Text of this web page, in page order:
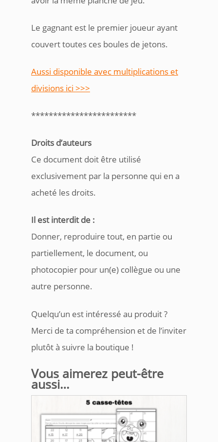
Le gagnant est le premier joueur ayant
couvert toutes ces boules de jetons.
Aussi disponible avec multiplications et
divisions ici >>>
************************
Droits d’auteurs
Ce document doit être utilisé
exclusivement par la personne qui en a
acheté les droits.
Il est interdit de :
Donner, reproduire tout, en partie ou
partiellement, le document, ou
photocopier pour un(e) collègue ou une
autre personne.
Quelqu’un est intéressé au produit ?
Merci de ta compréhension et de l’inviter
plutôt à suivre la boutique !
Vous aimerez peut-être
aussi…